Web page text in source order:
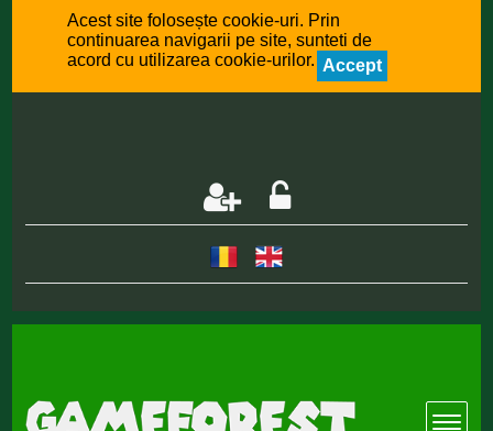
Acest site folosește cookie-uri. Prin
continuarea navigarii pe site, sunteti de
acord cu utilizarea cookie-urilor. Accept